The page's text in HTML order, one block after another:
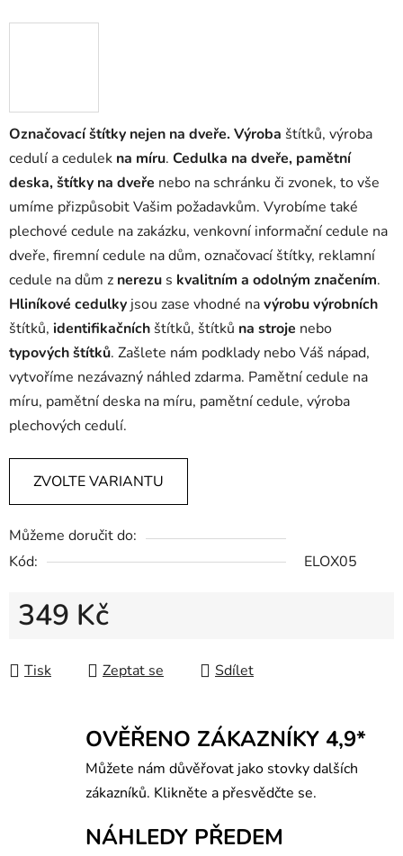
Označovací štítky nejen na dveře. Výroba štítků, výroba
cedulí a cedulek na míru. Cedulka na dveře, pamětní
deska, štítky na dveře nebo na schránku či zvonek, to vše
umíme přizpůsobit Vašim požadavkům. Vyrobíme také
plechové cedule na zakázku, venkovní informační cedule na
dveře, firemní cedule na dům, označovací štítky, reklamní
cedule na dům z nerezu s kvalitním a odolným značením.
Hliníkové cedulky jsou zase vhodné navýrobu výrobních
štítků, identifikačních štítků, štítků na stroje nebo
typových štítků. Zašlete nám podklady nebo Váš nápad,
vytvoříme nezávazný náhled zdarma. Pamětní cedule na
míru, pamětní deska na míru, pamětní cedule, výroba
plechových cedulí.
ZVOLTE VARIANTU
Můžeme doručit do:
Kód:
ELOX05
349 Kč
Tisk
Zeptat se Sdílet
OVĚŘENO ZÁKAZNÍKY 4,9*
Můžete nám důvěřovat jako stovky dalších
zákazníků. Klikněte a přesvědčte se.
NÁHLEDY PŘEDEM